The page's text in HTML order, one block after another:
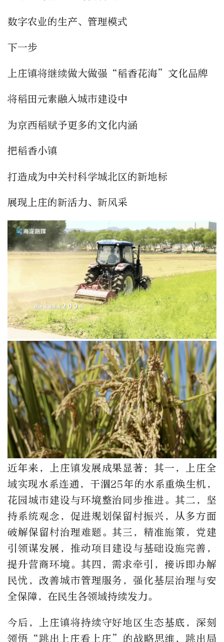
数字农业的生产、管理模式
下一步
上庄镇将继续做大做强“稻香花海”文化品牌
将稻田元素融入城市建设中
为京西稻赋予更多的文化内涵
把稻香小镇
打造成为中关村科学城北区的新地标
展现上庄的新活力、新风采
近年来，上庄镇发展成果显著：其一，上庄全
域实现水系连通，干涸25年的水系重焕生机，
花园城市建设与环境整治同步推进。其二，坚
持系统观念，促进规划保留村振兴，从多方面
破解保留村治理难题。其三，精准施策，党建
引领谋发展，推动项目建设与基础设施完善，
提升营商环境。其四，需求牵引，接诉即办解
民忧，改善城市管理服务，强化基层治理与安
全保障，在民生各领域持续发力。
今后，上庄镇将持续守好地区生态基底，深刻
领悟“跳出上庄看上庄”的战略思维，跳出局